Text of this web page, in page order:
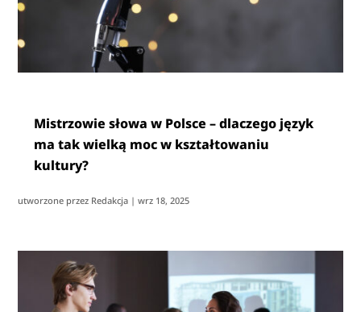
Mistrzowie słowa w Polsce – dlaczego język
ma tak wielką moc w kształtowaniu
kultury?
utworzone przez Redakcja |wrz 18, 2025